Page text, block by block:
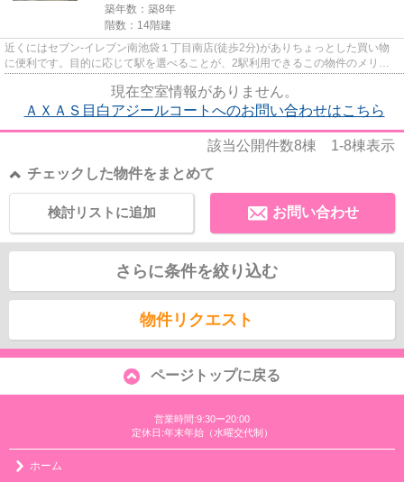
築年数：築8年
階数：14階建
近くにはセブン-イレブン南池袋１丁目南店(徒歩2分)がありちょっとした買い物
に便利です。目的に応じて駅を選べることが、2駅利用できるこの物件のメリッ
現在空室情報がありません。
ＡＸＡＳ目白アジールコートへのお問い合わせはこちら
該当公開件数8棟 1-8棟表示
チェックした物件をまとめて
お問い合わせ
検討リストに追加
さらに条件を絞り込む
物件リクエスト
ページトップに戻る
営業時間:9:30ー20:00
定休日:年末年始（水曜交代制）
ホーム